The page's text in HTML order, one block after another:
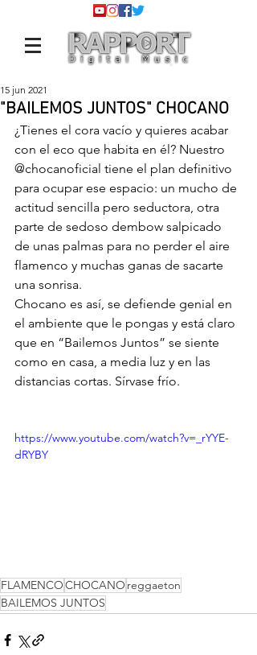
"BAILEMOS JUNTOS" CHOCANO
15 jun 2021
¿Tienes el cora vacío y quieres acabar
con el eco que habita en él? Nuestro
@chocanoficial tiene el plan definitivo
para ocupar ese espacio: un mucho de
actitud sencilla pero seductora, otra
parte de sedoso dembow salpicado
de unas palmas para no perder el aire
flamenco y muchas ganas de sacarte
una sonrisa.
Chocano es así, se defiende genial en
el ambiente que le pongas y está claro
que en “Bailemos Juntos” se siente
como en casa, a media luz y en las
distancias cortas. Sírvase frío.
https://www.youtube.com/watch?v=_rYYE-
dRYBY
FLAMENCOCHOCANO reggaeton
BAILEMOS JUNTOS